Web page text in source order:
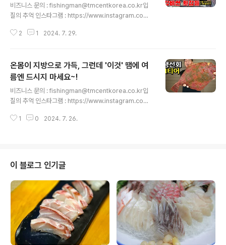
비즈니스 문의 : fishingman@tmcentkorea.co.kr입
질의 추억 인스타그램 : https://www.instagram.com/
com/slds2입질의 추억 티스토리 블로그 : https://slds
s://www.youtube.com/입질의추억tv ※ 작년 이맘때 갔
었던 고흥 나로도 민어 낚시 1~2편 몰아보기입니다. 제 채
널에서 시리즈물은 제철이 왔을 때 한방에 쭉 감상하시라
고 '몰아보기'를 올리고 있습니다. 이미 보신 분들은 뒤로가
기를 누르시고, 처음 보신 분들에겐 즐거운 시청..
2 1 2024. 7. 29.
온몸이 지방으로 가득, 그런데 '이것' 땜에 여
름엔 드시지 마세요~!
비즈니스 문의 : fishingman@tmcentkorea.co.kr입
질의 추억 인스타그램 : https://www.instagram.com/
com/slds2입질의 추억 티스토리 블로그 : https://slds
색으로 된 특이한 줄가자미를 받아서 해체해보았습니다.
아무도 시도하지 않는 껍질 튀김까지 과연 그 맛은 어땠을
까요? 입질의추억TV를 구독(무료)하는 것은 사랑입니다~
♥ '좋아요와 알림설정도' 부탁드려요! ^^ - 총괄 및..
1 0 2024. 7. 26.
이 블로그 인기글